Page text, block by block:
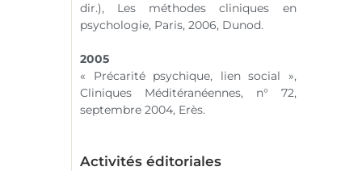
dir.), Les méthodes cliniques en
psychologie, Paris, 2006, Dunod.
2005
« Précarité psychique, lien social »,
Cliniques Méditéranéennes, n° 72,
septembre 2004, Erès.
Activités éditoriales